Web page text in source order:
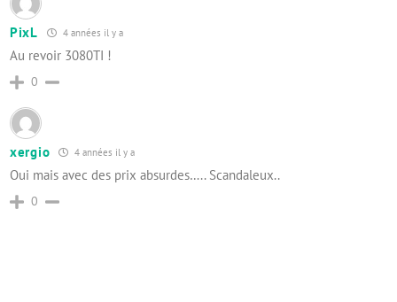
PixL 4 années il y a
Au revoir 3080TI !
0
xergio 4 années il y a
Oui mais avec des prix absurdes….. Scandaleux..
0